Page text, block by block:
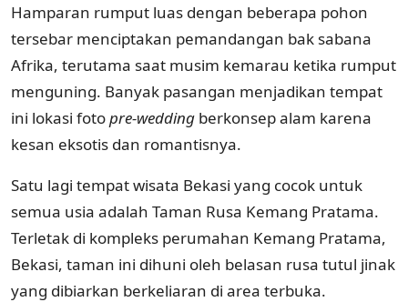
Hamparan rumput luas dengan beberapa pohon
tersebar menciptakan pemandangan bak sabana
Afrika, terutama saat musim kemarau ketika rumput
menguning. Banyak pasangan menjadikan tempat
ini lokasi fotopre-wedding berkonsep alam karena
kesan eksotis dan romantisnya.
Satu lagi tempat wisata Bekasi yang cocok untuk
semua usia adalah Taman Rusa Kemang Pratama.
Terletak di kompleks perumahan Kemang Pratama,
Bekasi, taman ini dihuni oleh belasan rusa tutul jinak
yang dibiarkan berkeliaran di area terbuka.